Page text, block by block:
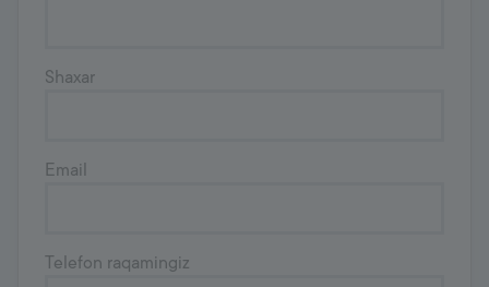
Shaxar
Email
Telefon raqamingiz